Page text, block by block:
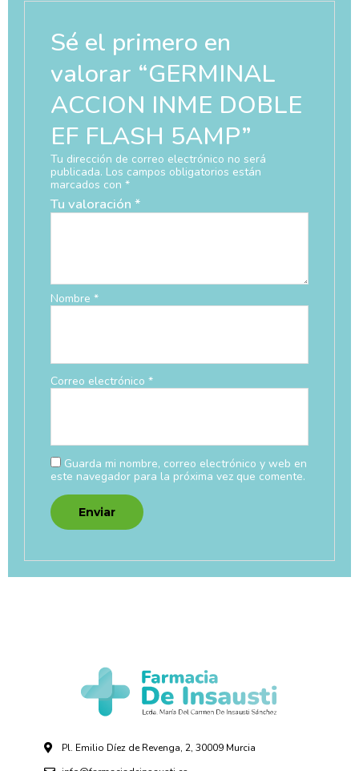
Sé el primero en
valorar “GERMINAL
ACCION INME DOBLE
EF FLASH 5AMP”
Tu dirección de correo electrónico no será
publicada. Los campos obligatorios están
marcados con *
Tu valoración *
Nombre *
Correo electrónico *
Guarda mi nombre, correo electrónico y web en
este navegador para la próxima vez que comente.
Pl. Emilio Díez de Revenga, 2, 30009 Murcia